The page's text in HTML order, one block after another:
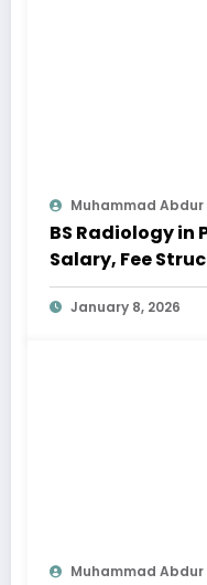
Muhammad Abdur
BS Radiology in
Salary, Fee
January 8, 2026
Muhammad Abdur